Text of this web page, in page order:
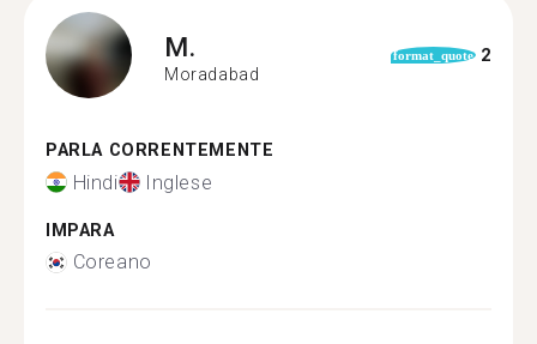
M.
Moradabad
format_quote 2
PARLA CORRENTEMENTE
Hindi Inglese
IMPARA
Coreano